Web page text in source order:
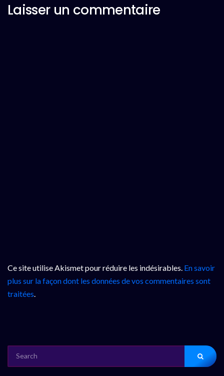
Laisser un commentaire
Ce site utilise Akismet pour réduire les indésirables. En savoir
plus sur la façon dont les données de vos commentaires sont
traitées.
FOR: